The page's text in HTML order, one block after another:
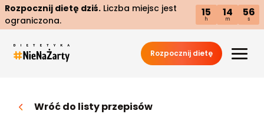
Rozpocznij dietę dziś. Liczba miejsc jest
ograniczona.
15
h
14
m
55
s
Rozpocznij dietę
Wróć do listy przepisów